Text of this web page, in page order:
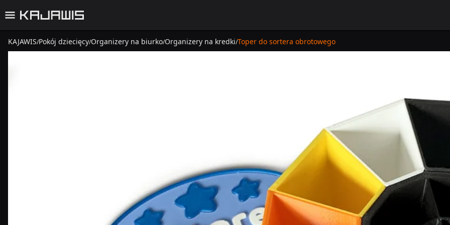
KAJAWIS/Pokój dziecięcy/Organizery na biurko/Organizery na kredki/Toper do sortera obrotowego